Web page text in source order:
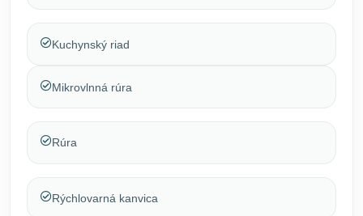
Kuchynský riad
Mikrovlnná rúra
Rúra
Rýchlovarná kanvica